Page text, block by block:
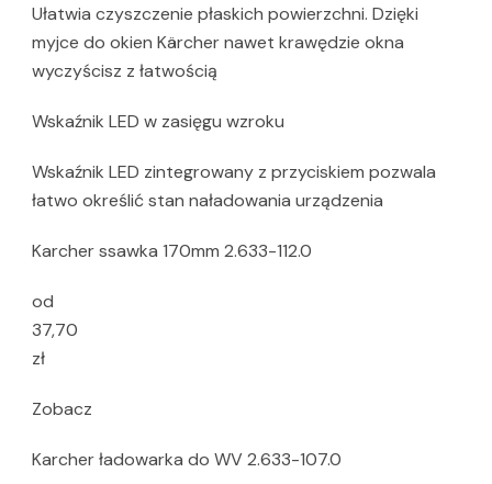
Ułatwia czyszczenie płaskich powierzchni. Dzięki
myjce do okien Kärcher nawet krawędzie okna
wyczyścisz z łatwością
Wskaźnik LED w zasięgu wzroku
Wskaźnik LED zintegrowany z przyciskiem pozwala
łatwo określić stan naładowania urządzenia
Karcher ssawka 170mm 2.633-112.0
od
37,70
zł
Zobacz
Karcher ładowarka do WV 2.633-107.0